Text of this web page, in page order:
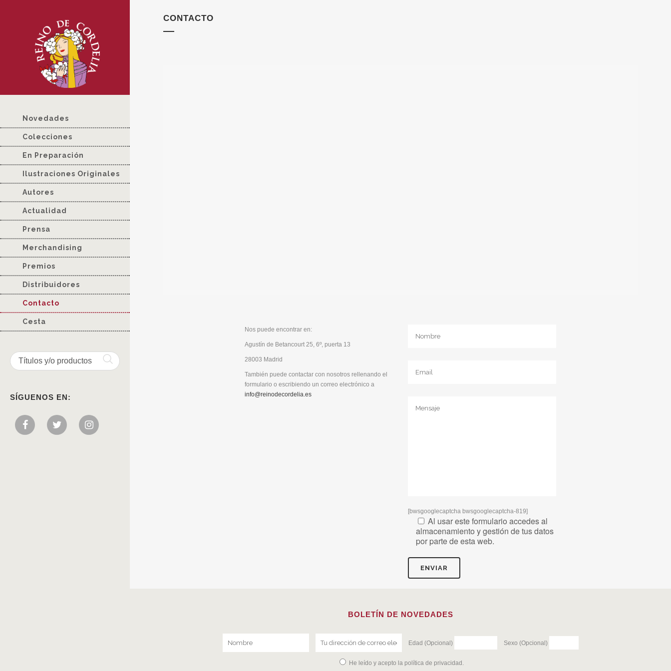
Novedades
Colecciones
En Preparación
Ilustraciones Originales
Autores
Actualidad
Prensa
Merchandising
Premios
Distribuidores
Contacto
Cesta
SÍGUENOS EN:
CONTACTO
Nos puede encontrar en:
Agustín de Betancourt 25, 6º, puerta 13
28003 Madrid
También puede contactar con nosotros rellenando el
formulario o escribiendo un correo electrónico a
info@reinodecordelia.es
[bwsgooglecaptcha bwsgooglecaptcha-819]
Al usar este formulario accedes al
almacenamiento y gestión de tus datos
por parte de esta web.
BOLETÍN DE NOVEDADES
Edad (Opcional) Sexo (Opcional)
He leído y acepto la política de privacidad .